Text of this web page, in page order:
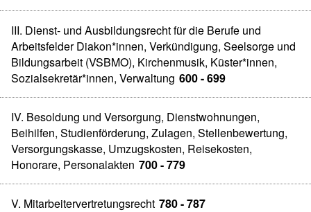
III. Dienst- und Ausbildungsrecht für die Berufe und
Arbeitsfelder Diakon*innen, Verkündigung, Seelsorge und
Bildungsarbeit (VSBMO), Kirchenmusik, Küster*innen,
Sozialsekretär*innen, Verwaltung 600 - 699
IV. Besoldung und Versorgung, Dienstwohnungen,
Beihilfen, Studienförderung, Zulagen, Stellenbewertung,
Versorgungskasse, Umzugskosten, Reisekosten,
Honorare, Personalakten 700 - 779
V. Mitarbeitervertretungsrecht 780 - 787